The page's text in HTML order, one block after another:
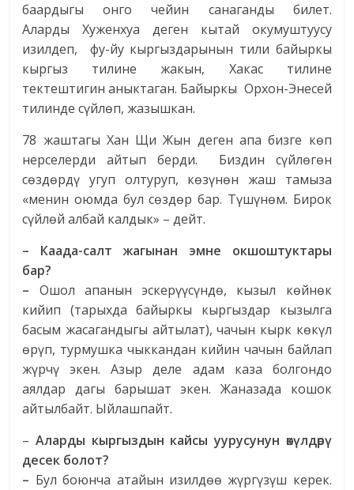
баардыгы онго чейин санаганды билет.
Аларды
Хуженхуа деген кытай окумуштуусу
изилдеп, фу-йу кыргыздарынын тили байыркы
кыргыз тилине жакын, Хакас тилине
тектештигин аныктаган. Байыркы Орхон-Энесей
тилинде сүйлөп, жазышкан.
78 жаштагы Хан Щи Жын деген апа бизге көп
нерселерди айтып берди. Биздин сүйлөгөн
сөздөрдү угуп олтуруп, көзүнөн жаш тамыза
«менин оюмда бул сөздөр бар. Түшүнөм. Бирок
сүйлөй албай калдык» – дейт.
– Каада-салт жагынан эмне окшоштуктары
бар?
–
Ошол апанын эскерүүсүндө, кызыл көйнөк
кийип (тарыхда байыркы кыргыздар кызылга
басым жасагандыгы айтылат), чачын кырк көкүл
өрүп, турмушка чыккандан кийин чачын байлап
жүрчү экен. Азыр деле адам каза болгондо
аялдар дагы барышат экен. Жаназада кошок
айтылбайт. Ыйлашпайт.
–Аларды кыргыздын кайсы уурусунун өкүлдөрү
десек болот?
– Бул боюнча атайын изилдөө жүргүзүш керек.